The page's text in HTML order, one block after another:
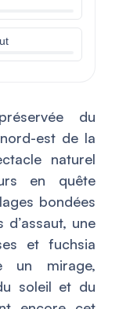
du
est de la
naturel
en quête
bondées
une
et fuchsia
un mirage,
soleil et du